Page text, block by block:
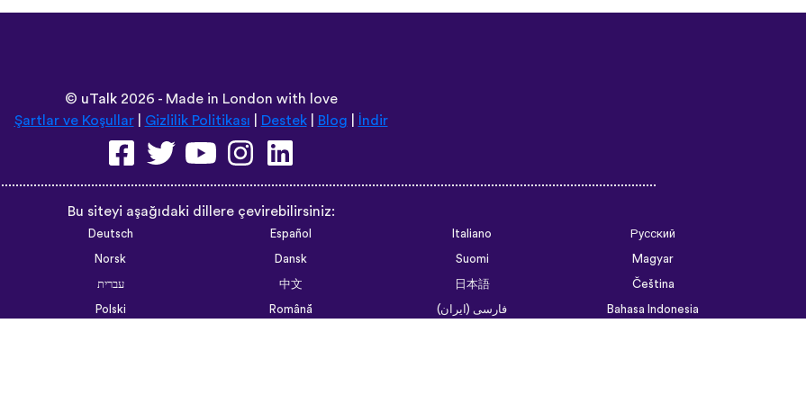
© uTalk2026 - Made in London with love
Şartlar ve Koşullar| Gizlilik Politikası Destek| Blog İndir
Bu siteyi aşağıdaki dillere çevirebilirsiniz:
Deutsch Español Italiano
Русский
Norsk Dansk Suomi
Magyar
עברית 中文 日本語
Čeština
Polski Română فارسی (ایران)
Bahasa Indonesia